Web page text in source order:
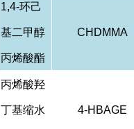
1,4-环己
基二甲醇
丙烯酸酯
CHDMMA
丙烯酸羟
丁基缩水 4-HBAGE